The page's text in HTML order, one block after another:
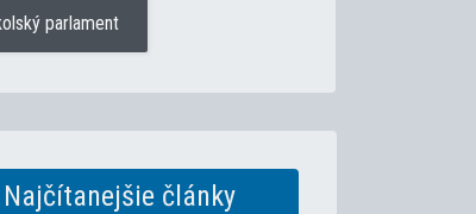
parlament
Najčítanejšie články